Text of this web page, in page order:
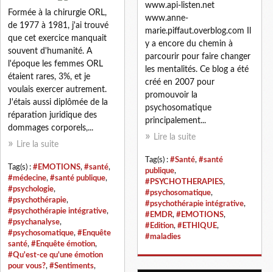
Formée à la chirurgie ORL,
de 1977 à 1981, j'ai trouvé
que cet exercice manquait
souvent d'humanité. A
l'époque les femmes ORL
étaient rares, 3%, et je
voulais exercer autrement.
J'étais aussi diplômée de la
réparation juridique des
dommages corporels,...
Lire la suite
Tag(s) : #EMOTIONS, #santé,
#médecine, #santé publique,
#psychologie,
#psychothérapie,
#psychothérapie intégrative,
#psychanalyse,
#psychosomatique, #Enquête
santé, #Enquête émotion,
#Qu'est-ce qu'une émotion
pour vous?, #Sentiments,
www.api-listen.net
www.anne-
marie.piffaut.overblog.com Il
y a encore du chemin à
parcourir pour faire changer
les mentalités. Ce blog a été
créé en 2007 pour
promouvoir la
psychosomatique
principalement...
Lire la suite
Tag(s) : #Santé, #santé
publique,
#PSYCHOTHERAPIES,
#psychosomatique,
#psychothérapie intégrative,
#EMDR, #EMOTIONS,
#Edition, #ETHIQUE,
#maladies